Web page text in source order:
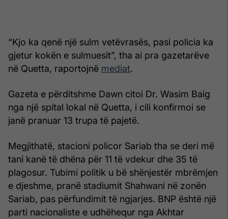
“Kjo ka qenë një sulm vetëvrasës, pasi policia ka
gjetur kokën e sulmuesit”, tha ai pra gazetarëve
në Quetta, raportojnë mediat.
Gazeta e përditshme Dawn citoi Dr. Wasim Baig
nga një spital lokal në Quetta, i cili konfirmoi se
janë pranuar 13 trupa të pajetë.
Megjithatë, stacioni policor Sariab tha se deri më
tani kanë të dhëna për 11 të vdekur dhe 35 të
plagosur. Tubimi politik u bë shënjestër mbrëmjen
e djeshme, pranë stadiumit Shahwani në zonën
Sariab, pas përfundimit të ngjarjes. BNP është një
parti nacionaliste e udhëhequr nga Akhtar